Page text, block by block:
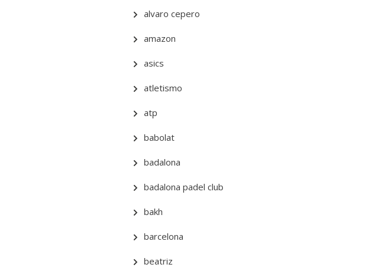
alvaro cepero
amazon
asics
atletismo
atp
babolat
badalona
badalona padel club
bakh
barcelona
beatriz